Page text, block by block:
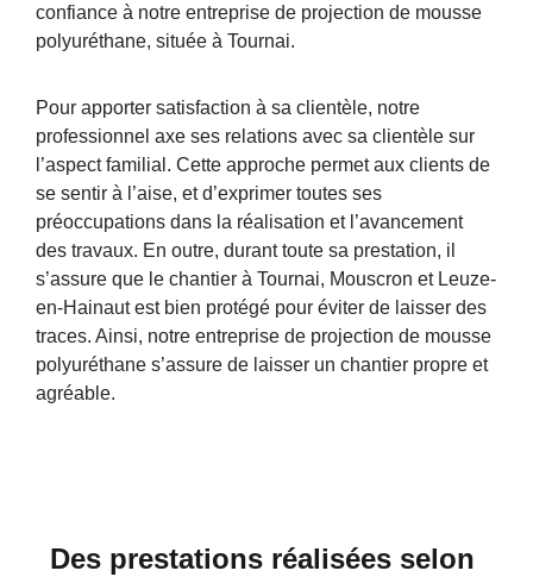
confiance à notre entreprise de projection de mousse
polyuréthane, située à Tournai.
Pour apporter satisfaction à sa clientèle, notre
professionnel axe ses relations avec sa clientèle sur
l’aspect familial. Cette approche permet aux clients de
se sentir à l’aise, et d’exprimer toutes ses
préoccupations dans la réalisation et l’avancement
des travaux. En outre, durant toute sa prestation, il
s’assure que le chantier à Tournai, Mouscron et Leuze-
en-Hainaut est bien protégé pour éviter de laisser des
traces. Ainsi, notre entreprise de projection de mousse
polyuréthane s’assure de laisser un chantier propre et
agréable.
Des prestations réalisées selon